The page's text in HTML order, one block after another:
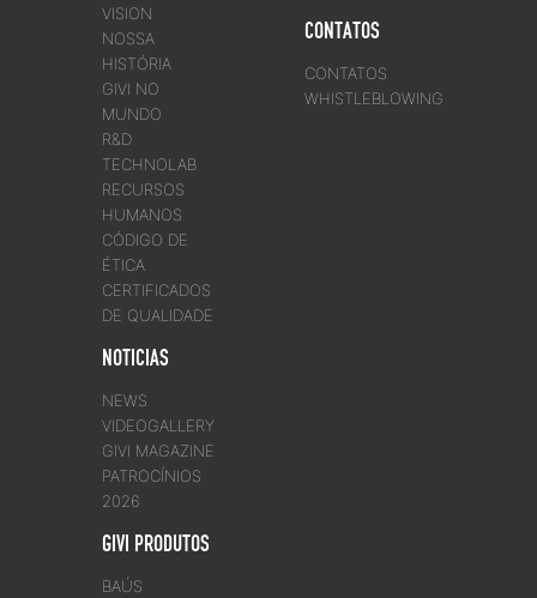
VISION
NOSSA
HISTÓRIA
GIVI NO
MUNDO
R&D
TECHNOLAB
RECURSOS
HUMANOS
CÓDIGO DE
ÉTICA
CERTIFICADOS
DE QUALIDADE
NOTICIAS
NEWS
VIDEOGALLERY
GIVI MAGAZINE
PATROCÍNIOS
2026
GIVI PRODUTOS
BAÚS
CONTATOS
CONTATOS
WHISTLEBLOWING